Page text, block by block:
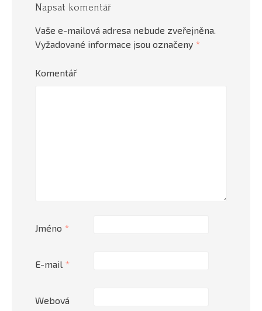
Napsat komentář
Vaše e-mailová adresa nebude zveřejněna.
Vyžadované informace jsou označeny *
Komentář
Jméno *
E-mail *
Webová